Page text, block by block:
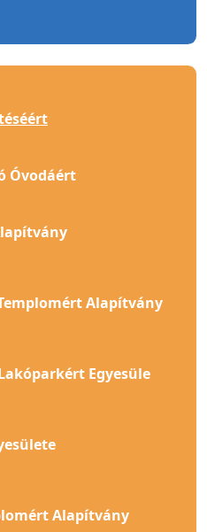
Óvodáért
Alapítvány
Egyesüle
Alapítvány